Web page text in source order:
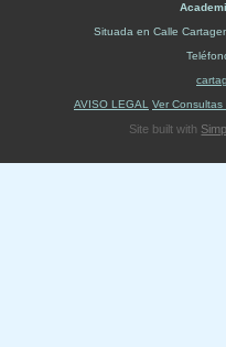
Situada en Calle
AVISO LEGAL
Ver Consultas
Site built with